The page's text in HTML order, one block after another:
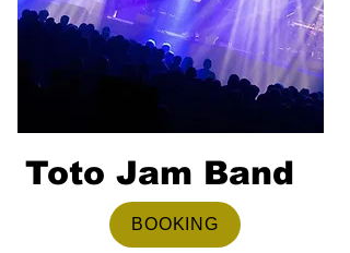
Toto Jam Band
BOOKING